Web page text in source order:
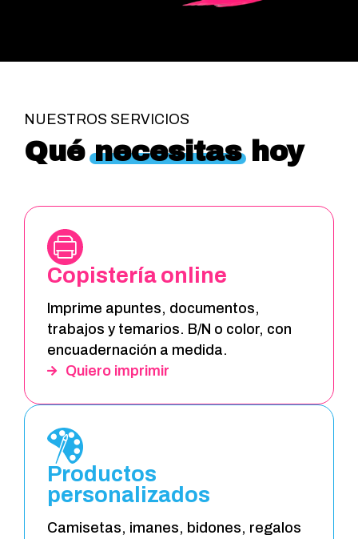
NUESTROS SERVICIOS
Quénecesitashoy
Copistería online
Imprime apuntes, documentos,
trabajos y temarios. B/N o color, con
encuadernación a medida.
Quiero imprimir
Productos
personalizados
Camisetas, imanes, bidones, regalos